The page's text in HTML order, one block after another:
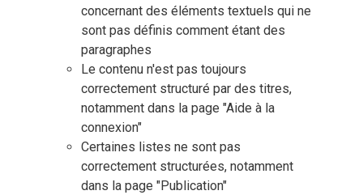
concernant des éléments textuels qui ne
sont pas définis comment étant des
paragraphes
Le contenu n'est pas toujours
correctement structuré par des titres,
notamment dans la page "Aide à la
connexion"
Certaines listes ne sont pas
correctement structurées, notamment
dans la page "Publication"